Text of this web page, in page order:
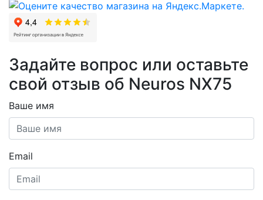
Задайте вопрос или оставьте
свой отзыв об Neuros NX75
Ваше имя
Email